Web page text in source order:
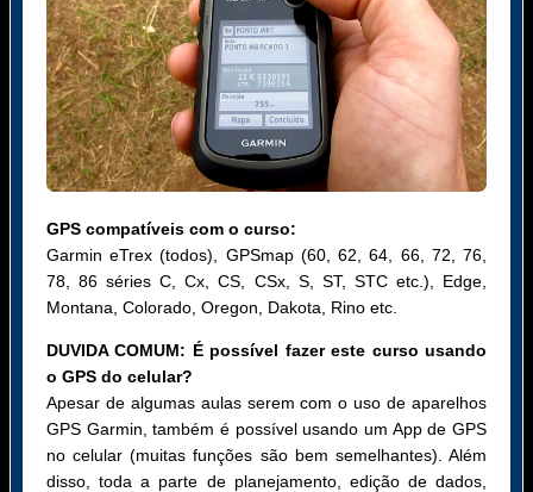
GPS compatíveis com o curso:
Garmin eTrex (todos), GPSmap (60, 62, 64, 66, 72, 76,
78, 86 séries C, Cx, CS, CSx, S, ST, STC etc.), Edge,
Montana, Colorado, Oregon, Dakota, Rino etc.
DUVIDA COMUM: É possível fazer este curso usando
o GPS do celular?
Apesar de algumas aulas serem com o uso de aparelhos
GPS Garmin, também é possível usando um App de GPS
no celular (muitas funções são bem semelhantes). Além
disso, toda a parte de planejamento, edição de dados,